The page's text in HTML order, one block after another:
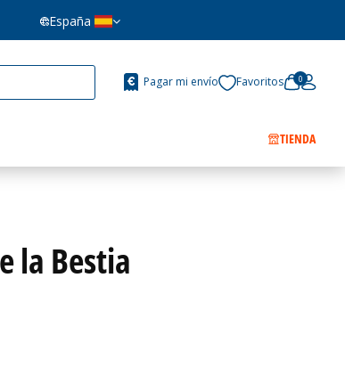
España
Pagar mi envío Favoritos 0
TIENDA
la Bestia